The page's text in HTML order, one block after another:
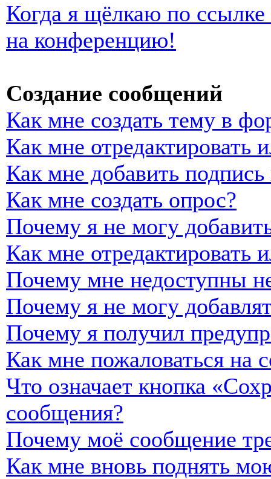
Когда я щёлкаю по
на конференцию!
Создание сообщений
Как мне создать тему в
Как мне отредактировать
Как мне добавить
Как мне создать опрос?
Почему я не могу
Как мне отредактировать
Почему мне недоступны
Почему я не могу
Почему я получил
Как мне пожаловаться на
Что означает кнопка
сообщения?
Почему моё сообщение
Как мне вновь поднять